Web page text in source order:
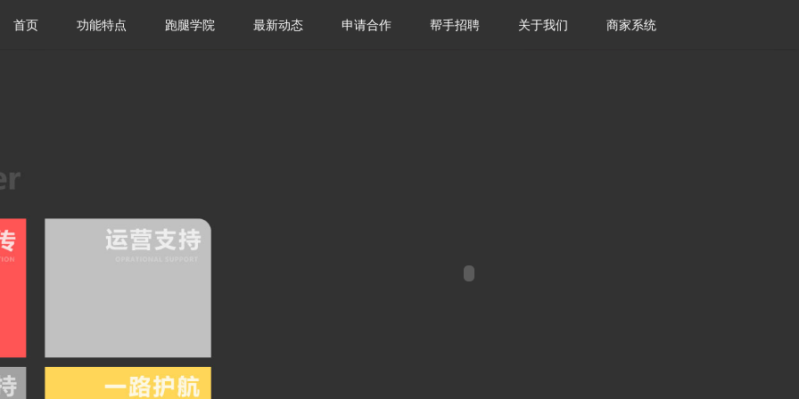
首页 功能特点 跑腿学院 最新动态 申请合作 帮手招聘 关于我们 商家系统